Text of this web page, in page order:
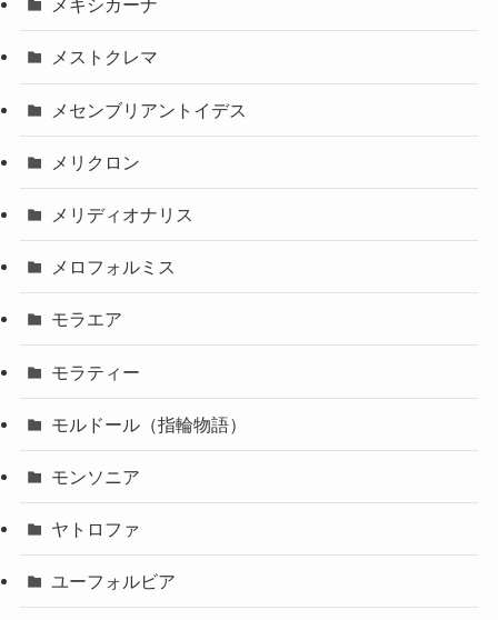
メキシカーナ
メストクレマ
メセンブリアントイデス
メリクロン
メリディオナリス
メロフォルミス
モラエア
モラティー
モルドール（指輪物語）
モンソニア
ヤトロファ
ユーフォルビア